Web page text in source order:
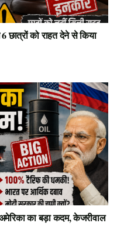
छात्रों को राहत देने से किया
का बड़ा कदम, केजरीवाल